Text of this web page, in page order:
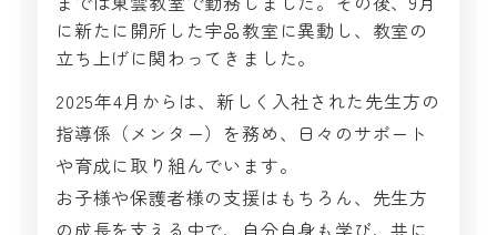
に新たに開所した宇品教室に異動し、教室の
立ち上げに関わってきました。
2025年4月からは、新しく入社された先生方の
指導係（メンター）を務め、日々のサポート
や育成に取り組んでいます。
お子様や保護者様の支援はもちろん、先生方
の成長を支える中で、自分自身も学び、共に